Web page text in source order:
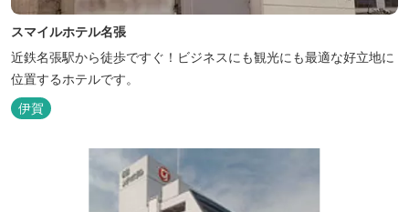
スマイルホテル名張
近鉄名張駅から徒歩ですぐ！ビジネスにも観光にも最適な好立地に
位置するホテルです。
伊賀